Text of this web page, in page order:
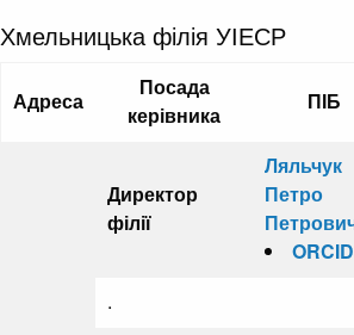
Хмельницька філія УІЕСР
Адреса
Посада
керівника
ПІБ
Директор
філії
Ляльчук
Петро
ORCID
.